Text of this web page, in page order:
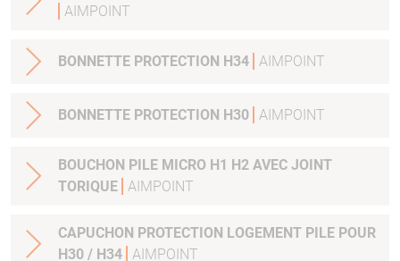
AIMPOINT
BONNETTE PROTECTION H34 AIMPOINT
BONNETTE PROTECTION H30 AIMPOINT
BOUCHON PILE MICRO H1 H2 AVEC JOINT
TORIQUE AIMPOINT
CAPUCHON PROTECTION LOGEMENT PILE POUR
H30 / H34 AIMPOINT